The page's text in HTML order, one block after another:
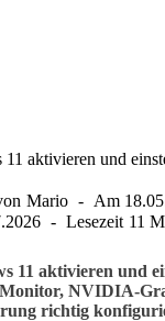
aktivieren und
Mario Am
Lesezeit 11
11 aktivieren und
Monitor, NVIDIA-
richtig